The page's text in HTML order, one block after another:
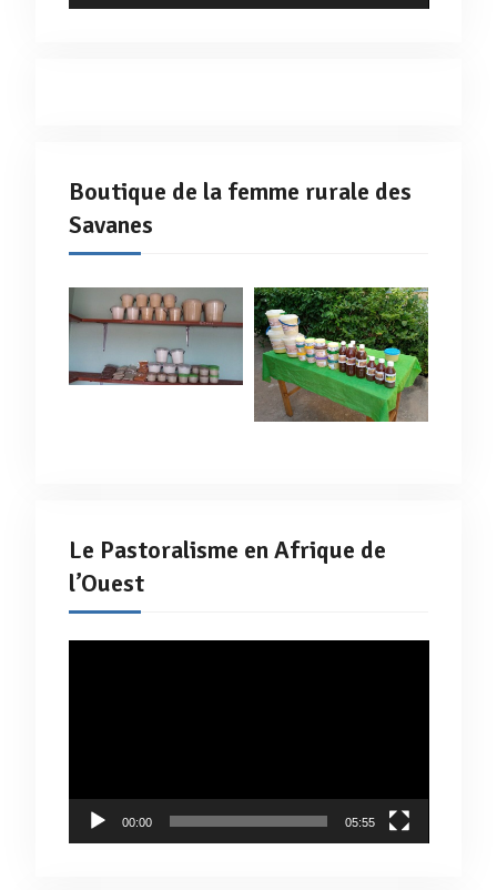
Boutique de la femme rurale des
Savanes
Le Pastoralisme en Afrique de
l’Ouest
00:00 05:55